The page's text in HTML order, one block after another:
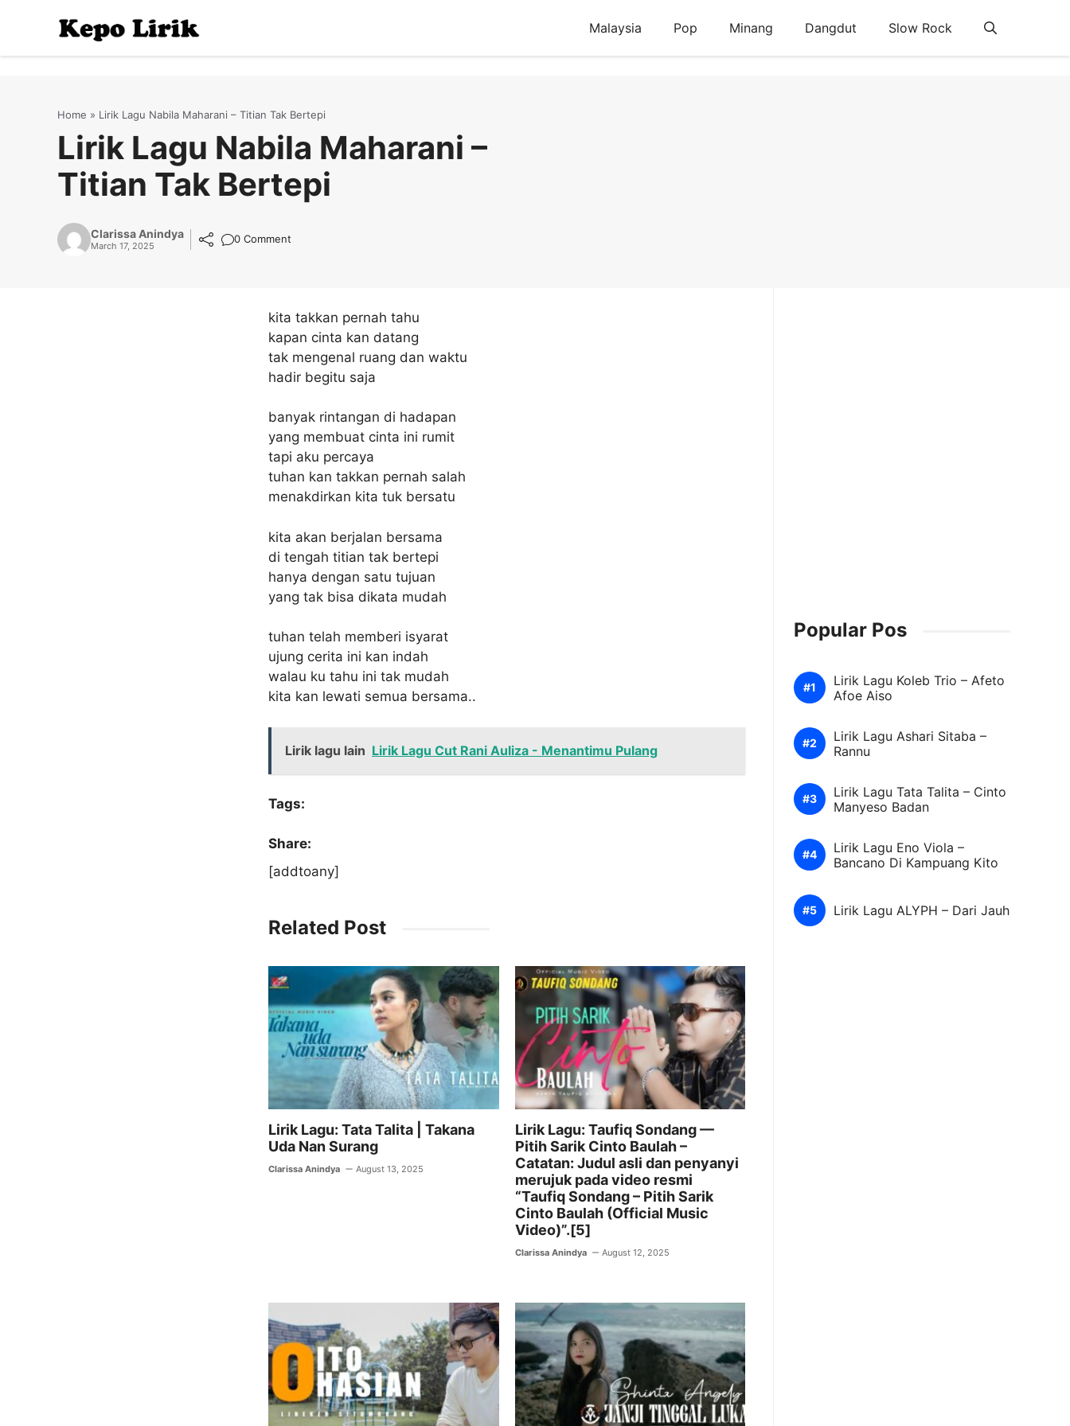
Malaysia Pop Minang Dangdut Slow Rock
Home » Lirik Lagu Nabila Maharani – Titian Tak Bertepi
Lirik Lagu Nabila Maharani –
Titian Tak Bertepi
Clarissa Anindya
March 17, 2025
0 Comment
kita takkan pernah tahu
kapan cinta kan datang
tak mengenal ruang dan waktu
hadir begitu saja
banyak rintangan di hadapan
yang membuat cinta ini rumit
tapi aku percaya
tuhan kan takkan pernah salah
menakdirkan kita tuk bersatu
kita akan berjalan bersama
di tengah titian tak bertepi
hanya dengan satu tujuan
yang tak bisa dikata mudah
tuhan telah memberi isyarat
ujung cerita ini kan indah
walau ku tahu ini tak mudah
kita kan lewati semua bersama..
Lirik lagu lain Lirik Lagu Cut Rani Auliza - Menantimu Pulang
Tags:
Share:
[addtoany]
Related Post
Lirik Lagu: Tata Talita | Takana
Uda Nan Surang
Clarissa Anindya August 13, 2025
Lirik Lagu: Taufiq Sondang —
Pitih Sarik Cinto Baulah –
Catatan: Judul asli dan penyanyi
merujuk pada video resmi
“Taufiq Sondang – Pitih Sarik
Cinto Baulah (Official Music
Video)”.[5]
Clarissa Anindya August 12, 2025
Popular Pos
Lirik Lagu Koleb Trio – Afeto
Afoe Aiso
Lirik Lagu Ashari Sitaba –
Rannu
Lirik Lagu Tata Talita – Cinto
Manyeso Badan
Lirik Lagu Eno Viola –
Bancano Di Kampuang Kito
Lirik Lagu ALYPH – Dari Jauh